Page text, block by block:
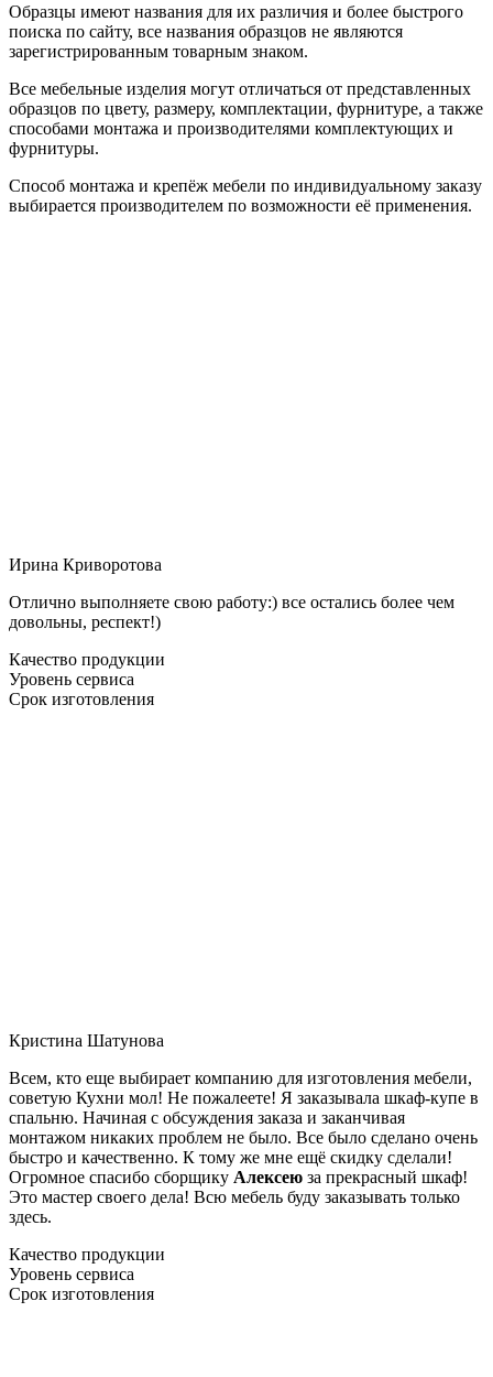
Образцы имеют названия для их различия и более быстрого
поиска по сайту, все названия образцов не являются
зарегистрированным товарным знаком.
Все мебельные изделия могут отличаться от представленных
образцов по цвету, размеру, комплектации, фурнитуре, а также
способами монтажа и производителями комплектующих и
фурнитуры.
Способ монтажа и крепёж мебели по индивидуальному заказу
выбирается производителем по возможности её применения.
Ирина Криворотова
Отлично выполняете свою работу:) все остались более чем
довольны, респект!)
Качество продукции
Уровень сервиса
Срок изготовления
Кристина Шатунова
Всем, кто еще выбирает компанию для изготовления мебели,
советую Кухни мол! Не пожалеете! Я заказывала шкаф-купе в
спальню. Начиная с обсуждения заказа и заканчивая
монтажом никаких проблем не было. Все было сделано очень
быстро и качественно. К тому же мне ещё скидку сделали!
Огромное спасибо сборщику Алексею за прекрасный шкаф!
Это мастер своего дела! Всю мебель буду заказывать только
здесь.
Качество продукции
Уровень сервиса
Срок изготовления